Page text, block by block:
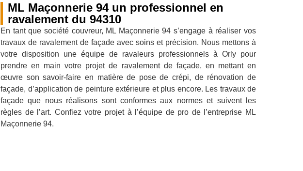
ML Maçonnerie 94 un professionnel en
ravalement du 94310
En tant que société couvreur, ML Maçonnerie 94 s’engage à réaliser vos
travaux de ravalement de façade avec soins et précision. Nous mettons à
votre disposition une équipe de ravaleurs professionnels à Orly pour
prendre en main votre projet de ravalement de façade, en mettant en
œuvre son savoir-faire en matière de pose de crépi, de rénovation de
façade, d’application de peinture extérieure et plus encore. Les travaux de
façade que nous réalisons sont conformes aux normes et suivent les
règles de l’art. Confiez votre projet à l’équipe de pro de l’entreprise ML
Maçonnerie 94.